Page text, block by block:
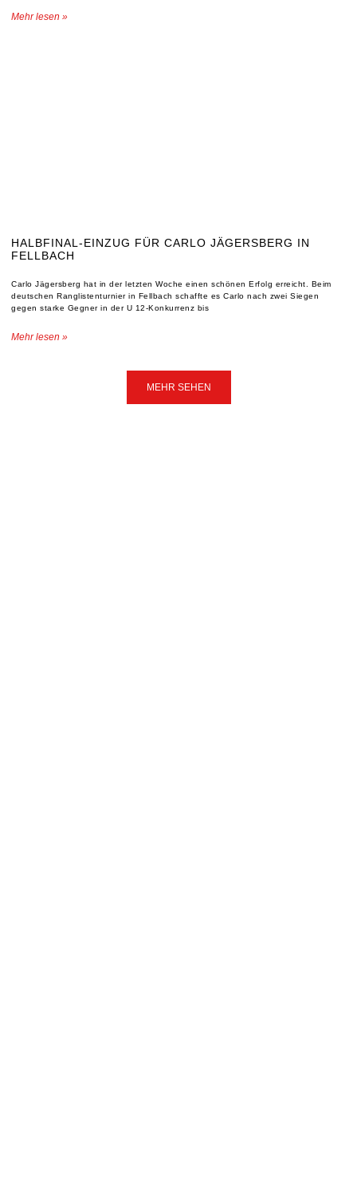
Mehr lesen »
HALBFINAL-EINZUG FÜR CARLO JÄGERSBERG IN
FELLBACH
Carlo Jägersberg hat in der letzten Woche einen schönen Erfolg erreicht. Beim
deutschen Ranglistenturnier in Fellbach schaffte es Carlo nach zwei Siegen
gegen starke Gegner in der U 12-Konkurrenz bis
Mehr lesen »
MEHR SEHEN